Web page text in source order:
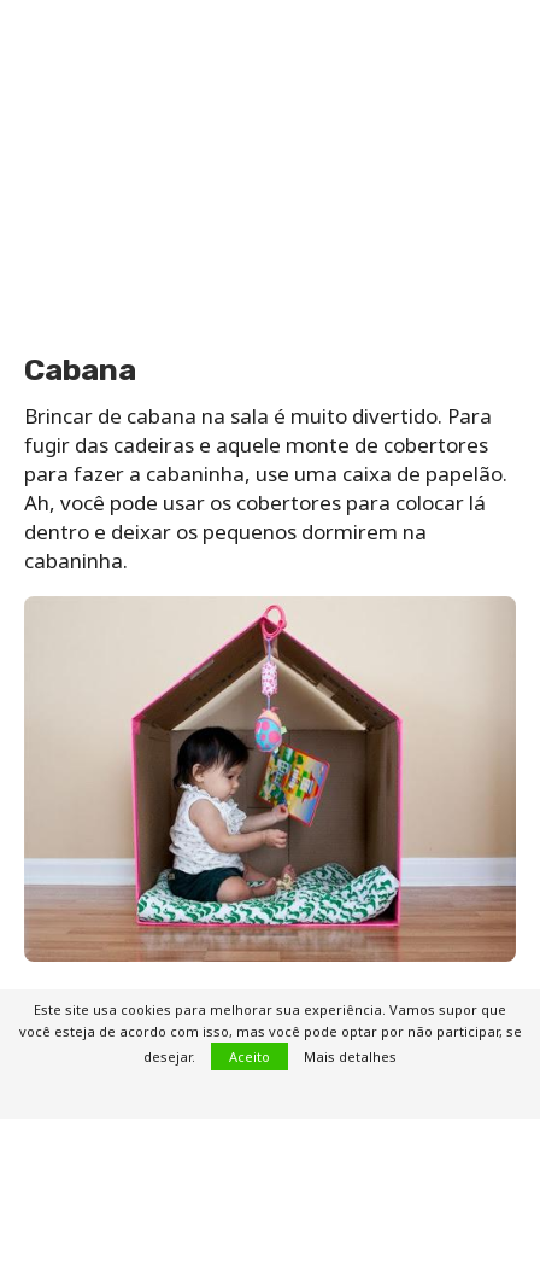
Cabana
Brincar de cabana na sala é muito divertido. Para
fugir das cadeiras e aquele monte de cobertores
para fazer a cabaninha, use uma caixa de papelão.
Ah, você pode usar os cobertores para colocar lá
dentro e deixar os pequenos dormirem na
cabaninha.
Massinha caseira
Brincar de massinha é sempre muito gostoso para
os pequenos. Dessa forma, fazer a sua em casa
Este site usa cookies para melhorar sua experiência. Vamos supor que
você esteja de acordo com isso, mas você pode optar por não participar, se
desejar.
Aceito Mais detalhes